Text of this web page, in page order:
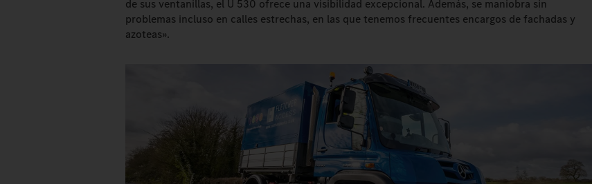
de sus ventanillas, el U 530 ofrece una visibilidad excepcional. Además, se maniobra sin
problemas incluso en calles estrechas, en las que tenemos frecuentes encargos de fachadas y
azoteas».